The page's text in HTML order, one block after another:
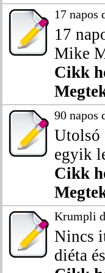
17 napos
17
Mike
Cikk
90 napos
Utolsó
egyik
Cikk
Krumpli
Nincs
diéta